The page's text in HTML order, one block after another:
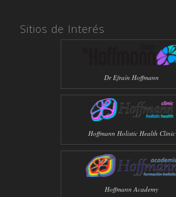
Sitios de Interés
Dr Efraín Hoffmann
Hoffmann Holistic Health Clinic
Hoffmann Academy